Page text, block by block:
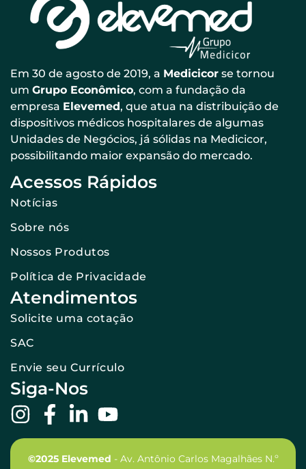
Em 30 de agosto de 2019, a Medicicor se tornou
um Grupo Econômico, com a fundação da
empresa Elevemed, que atua na distribuição de
dispositivos médicos hospitalares de algumas
Unidades de Negócios, já sólidas na Medicicor,
possibilitando maior expansão do mercado.
Acessos Rápidos
Notícias
Sobre nós
Nossos Produtos
Política de Privacidade
Atendimentos
Solicite uma cotação
SAC
Envie seu Currículo
Siga-Nos
©2025 Elevemed - Av. Antônio Carlos Magalhães N.º